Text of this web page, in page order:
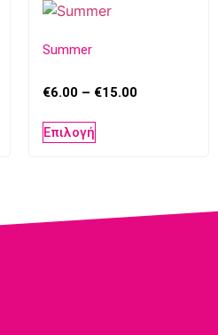
Summer
€6.00 – €15.00
Επιλογή